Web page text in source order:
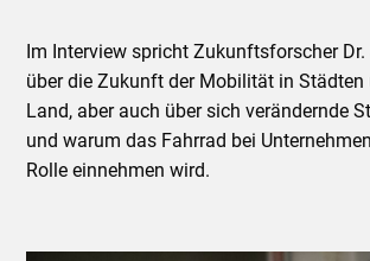
Im Interview spricht Zukunftsforscher
über die Zukunft der Mobilität in Städten
Land, aber auch über sich verändernde
und warum das Fahrrad bei
Rolle einnehmen wird.